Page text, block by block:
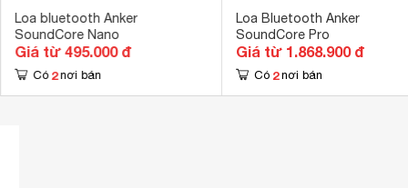
Âm thanh rõ nét
Âm thanh rõ nét, tinh thể rõ ràng và
thanh 3W và loa siêu trầm thụ động. Công nghệ chống
bạn vì nó có nghĩa là để được nghe.
Loa bluetooth Anker
SoundCore Nano
Giá từ 495.000 đ
Có 2 nơi bán
Loa Bluetooth Anker
SoundCore Pro
Giá từ 1.868.900 đ
Có 2 nơi bán